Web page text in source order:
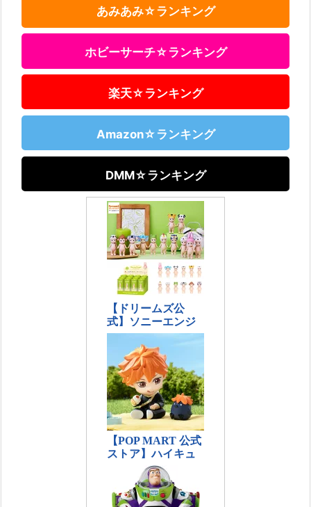
あみあみ☆ランキング
ホビーサーチ☆ランキング
楽天☆ランキング
Amazon☆ランキング
DMM☆ランキング